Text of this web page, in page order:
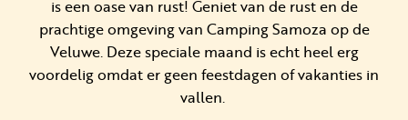
+31 (0) 577 411 283
is een oase van rust! Geniet van de rust en de
prachtige omgeving van Camping Samoza op de
Veluwe. Deze speciale maand is echt heel erg
voordelig omdat er geen feestdagen of vakanties in
vallen.